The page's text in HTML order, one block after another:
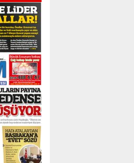
bir
kimin
ÖMÜR
bir